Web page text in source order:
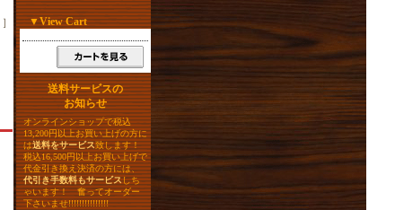
］ ▼View Cart
送料サービスの
お知らせ
オンラインショップで税込
13,200円以上お買い上げの方に
は送料をサービス致します！
税込16,500円以上お買い上げで
代金引き換え決済の方には、
代引き手数料もサービスしち
ゃいます！ 奮ってオーダー
下さいませ!!!!!!!!!!!!!!!